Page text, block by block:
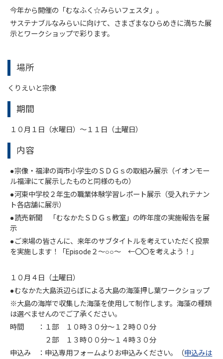
今年から開催の「むなふく☆みらいフェスタ」。
サステナブルなみらいに向けて、さまざまなひらめきに満ちた展
示とワークショップで彩ります。
場所
くりえいと宗像
期間
１０月１日（水曜日）～１１日（土曜日）
内容
●宗像・福津の両市小学生のＳＤＧｓの取組み展示（イオンモー
ル福津にて展示したものと同様のもの）
●河東中学校２年生の職業体験学習レポート展示（受入れテナン
ト各店舗に展示）
●読売新聞 「むなかたＳＤＧｓ教室」の昨年度の実施報告を展
示
●ご来場の皆さんに、来年のサブタイトルを考えていただく投票
を実施します！「Episode２～○○～ ←〇〇を考えよう！」
１０月４日（土曜日）
●むなかた大島浜辺らぼによる大島の海藻押し葉ワークショップ
※大島の海岸で収集した海藻を使用して制作します。海藻の種類
は選べませんのでご了承ください。
時間 ：１部 １０時３０分～１２時００分
２部 １３時００分～１４時３０分
申込み ：申込専用フォームよりお申込みください。（申込みは